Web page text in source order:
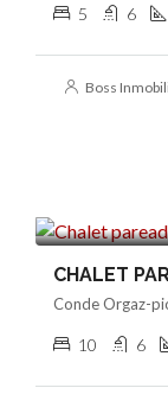
5 6
Boss
CHALET
Conde Orgaz-
10 6